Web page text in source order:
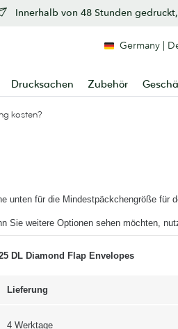
Innerhalb von 48 Stunden
Drucksachen Zubehör
Germany |
kosten?
unten für die Mindestpäckchengröße für
Sie weitere Optionen sehen möchten,
DL Diamond Flap Envelopes
Lieferung
4 Werktage